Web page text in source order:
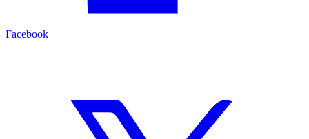
Facebook